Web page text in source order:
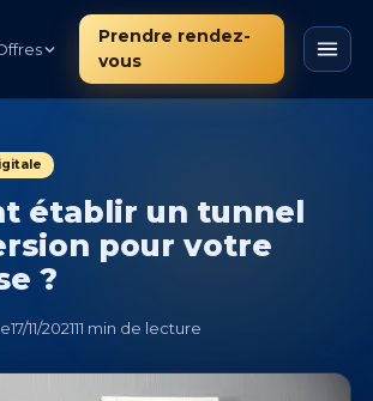
Prendre rendez-
vous
établir un tunnel
pour votre
?
17/11/202111 min de lecture